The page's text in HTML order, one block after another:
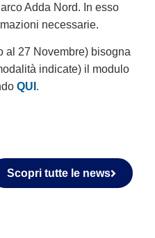
Adda Nord. In esso
necessarie.
al 27 Novembre) bisogna
indicate) il modulo
QUI .
Scopri tutte le news